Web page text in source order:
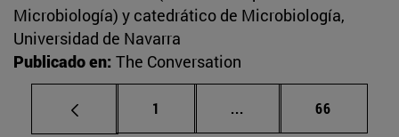
Microbiología) y catedrático de Microbiología,
Universidad de Navarra
Publicado en: The Conversation
Página
1 ... Páginas intermedias
Página
66